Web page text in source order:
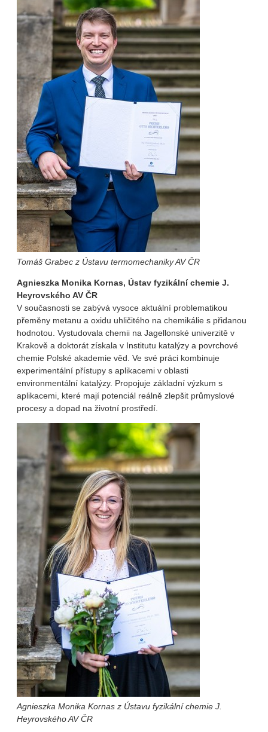
Tomáš Grabec z Ústavu termomechaniky AV ČR
Agnieszka Monika Kornas, Ústav fyzikální chemie J.
Heyrovského AV ČR
V současnosti se zabývá vysoce aktuální problematikou
přeměny metanu a oxidu uhličitého na chemikálie s přidanou
hodnotou. Vystudovala chemii na Jagellonské univerzitě v
Krakově a doktorát získala v Institutu katalýzy a povrchové
chemie Polské akademie věd. Ve své práci kombinuje
experimentální přístupy s aplikacemi v oblasti
environmentální katalýzy. Propojuje základní výzkum s
aplikacemi, které mají potenciál reálně zlepšit průmyslové
procesy a dopad na životní prostředí.
Agnieszka Monika Kornas z Ústavu fyzikální chemie J.
Heyrovského AV ČR